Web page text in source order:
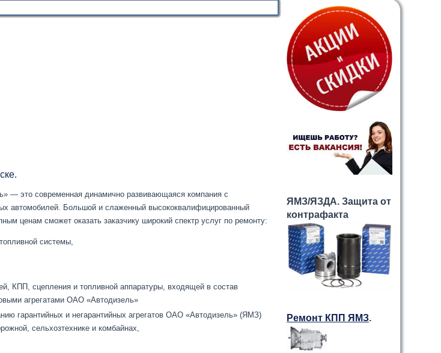
— это современная динамично развивающаяся компания с
автомобилей. Большой и слаженный высококвалифицированный
ценам сможет оказать заказчику широкий спектр услуг по ремонту:
системы,
КПП, сцепления и топливной аппаратуры, входящей в состав
агрегатами ОАО «Автодизель»
гарантийных и негарантийных агрегатов ОАО «Автодизель» (ЯМЗ)
сельхозтехнике и комбайнах,
ЯМЗ/ЯЗДА. Защита от
контрафакта
Ремонт КПП ЯМЗ.